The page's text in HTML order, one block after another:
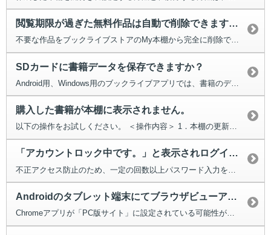
閲覧期限が過ぎた無料作品は自動で削除できますか？
不要な作品をブックライブストアのMy本棚から完全に削除できる機能が...
SDカードに書籍データを保存できますか？
Android用、Windows用のブックライブアプリでは、書籍のデー...
購入した書籍が本棚に表示されません。
以下の操作をお試しください。 ＜操作内容＞ 1．本棚の更新をし...
「アカウントロック中です。」と表示されログインできません。
Androidのタブレット端末にてブラウザビューアのページがめくれない。
Chromeアプリが「PC版サイト」に設定されている可能性があります。以下...